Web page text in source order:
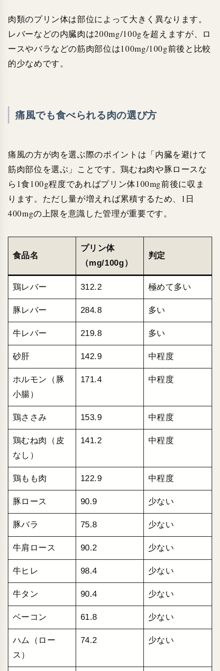
肉類のプリン体は部位によって大きく異なります。
レバーなどの内臓肉は200mg/100gを超えますが、ロ
ースやバラなどの筋肉部位は100mg/100g前後と比較
的少なめです。
痛風でも食べられる肉の選び方
痛風の方が肉を選ぶ際のポイントは「内臓を避けて
筋肉部位を選ぶ」ことです。鶏むね肉や豚ロースな
ら1食100g程度であればプリン体100mg前後に収ま
ります。ただし量が増えれば累積するため、1日
400mgの上限を意識した管理が重要です。
食品名
プリン体
（mg/100g）
判定
鶏レバー 312.2 極めて多い
豚レバー 284.8 多い
牛レバー 219.8 多い
砂肝 142.9 中程度
ホルモン（豚
小腸）
171.4 中程度
鶏ささみ 153.9 中程度
鶏むね肉（皮
なし）
141.2 中程度
鶏もも肉 122.9 中程度
豚ロース 90.9 少ない
豚バラ 75.8 少ない
牛肩ロース 90.2 少ない
牛ヒレ 98.4 少ない
牛タン 90.4 少ない
ベーコン 61.8 少ない
ハム（ロー
ス）
74.2 少ない